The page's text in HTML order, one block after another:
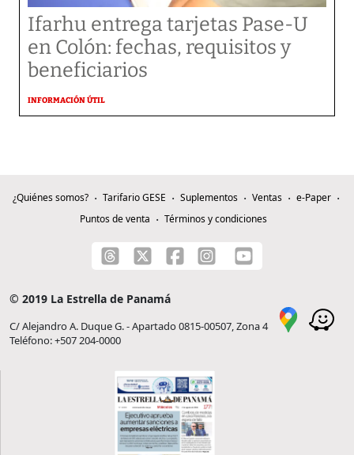
Ifarhu entrega tarjetas Pase-U
en Colón: fechas, requisitos y
beneficiarios
INFORMACIÓN ÚTIL
¿Quiénes somos? Tarifario GESE Suplementos Ventas
e-Paper
Puntos de venta
Términos y condiciones
© 2019 La Estrella de Panamá
C/ Alejandro A. Duque G. - Apartado 0815-00507, Zona 4
Teléfono: +507 204-0000